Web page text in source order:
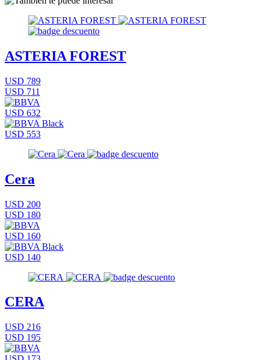
ASTERIA FOREST
USD 789
USD 711
USD 632
USD 553
Cera
USD 200
USD 180
USD 160
USD 140
CERA
USD 216
USD 195